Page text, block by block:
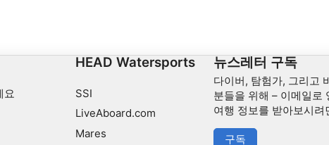
요
HEAD Watersports
SSI
LiveAboard.com
Mares
뉴스레터 구독
다이버, 탐험가, 그리고
분들을 위해 – 이메일로
여행 정보를 받아보시려
구독